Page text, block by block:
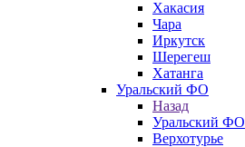
Хакасия
Чара
Иркутск
Шерегеш
Хатанга
Уральский ФО
Назад
Уральский ФО
Верхотурье